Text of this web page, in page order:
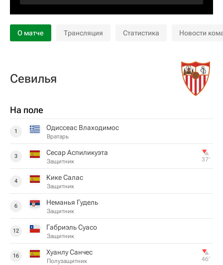
О матче Трансляция Статистика Новости
Севилья
На поле
1 Одиссеас Влаходимос
Вратарь
3 Сесар Аспиликуэта
Защитник 37‎’‎
4 Кике Салас
Защитник
6 Неманья Гудель
Защитник
12 Габриэль Суасо
Защитник
16 Хуанлу Санчес
Полузащитник 46‎’‎